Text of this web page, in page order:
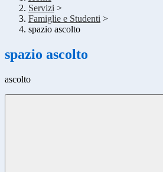
Servizi >
Famiglie e Studenti >
spazio ascolto
spazio ascolto
ascolto